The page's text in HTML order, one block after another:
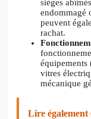
sièges
endommagé
peuvent
rachat.
équipements
vitres
mécanique
Lire